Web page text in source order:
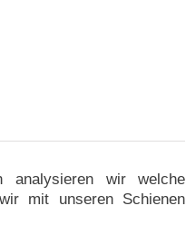
analysieren wir welche
mit unseren Schienen